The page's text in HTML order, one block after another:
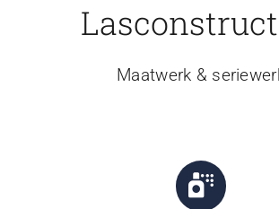
Maatwerk &